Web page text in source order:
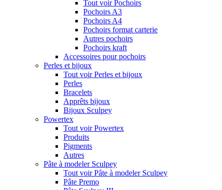
Tout voir Pochoirs
Pochoirs A3
Pochoirs A4
Pochoirs format carterie
Autres pochoirs
Pochoirs kraft
Accessoires pour pochoirs
Perles et bijoux
Tout voir Perles et bijoux
Perles
Bracelets
Apprêts bijoux
Bijoux Sculpey
Powertex
Tout voir Powertex
Produits
Pigments
Autres
Pâte à modeler Sculpey
Tout voir Pâte à modeler Sculpey
Pâte Premo